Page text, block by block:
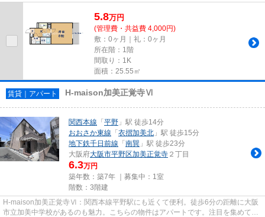
す。できるだけ早めに不動産情報...
5.8万円
(管理費・共益費 4,000円)
敷：0ヶ月｜礼：0ヶ月
所在階：1階
間取り：1K
面積：25.55㎡
賃貸｜アパート H-maison加美正覚寺Ⅵ
関西本線 「平野 」駅 徒歩14分
おおさか東線 「衣摺加美北 」駅 徒歩15分
地下鉄千日前線 「南巽 」駅 徒歩23分
大阪府大阪市平野区加美正覚寺 ２丁目
6.3万円
築年数：築7年 ｜募集中： 1室
階数：3階建
H-maison加美正覚寺Ⅵ：関西本線平野駅にも近くて便利。徒歩6分の距離に大阪
市立加美中学校があるのも魅力。こちらの物件はアパートです。注目を集めてい